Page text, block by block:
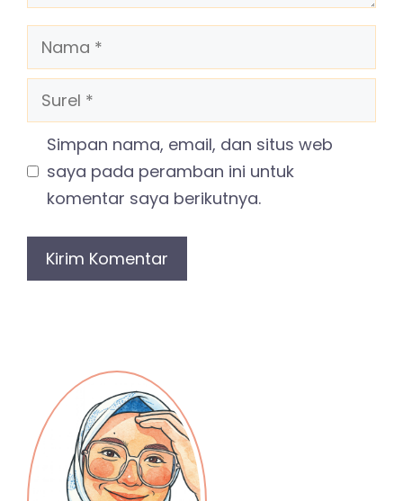
Nama
Surel
Simpan nama, email, dan situs web
saya pada peramban ini untuk
komentar saya berikutnya.